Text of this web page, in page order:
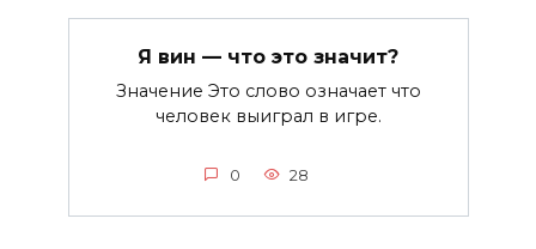
Я вин — что это значит?
Значение Это слово означает что
человек выиграл в игре.
0 28